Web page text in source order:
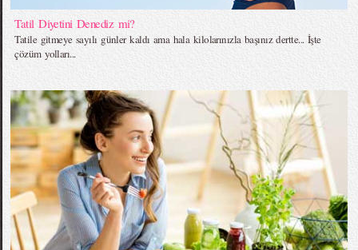
Tatil Diyetini Denediz mi?
Tatile gitmeye sayılı günler kaldı ama hala kilolarınızla başınız dertte... İşte
çözüm yolları...